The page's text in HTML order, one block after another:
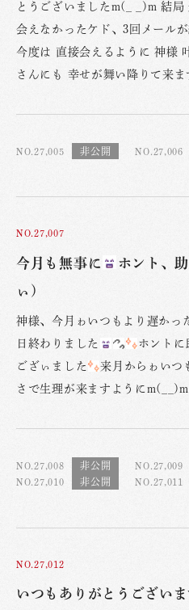
とうございましたm(_ _)m 結
会えなかったケド、3回メール
今度は 直接会えるように 神様
さんにも 幸せが舞い降りて来ま
NO.27,005 NO.27,006
NO.27,007
今月も無事に ホント、
ぃ)
神様、今月ゎいつもより遅かっ
日終わりました
ホントに
ござぃました
来月からゎいつ
さで生理が来ますように
NO.27,008
NO.27,009
NO.27,010
NO.27,011
NO.27,012
いつもありがとうござい